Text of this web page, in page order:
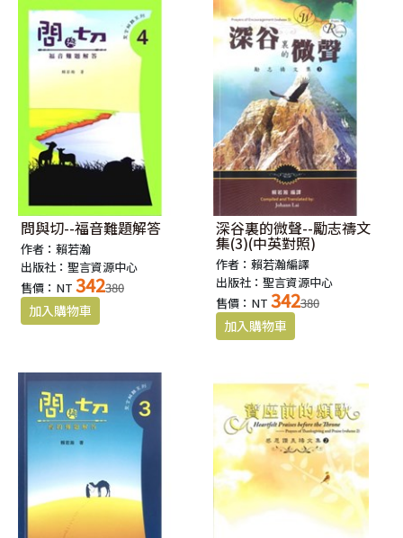
問與切--福音難題解答
作者：賴若瀚
出版社：聖言資源中心
售價：NT 342380
深谷裏的微聲--勵志禱文
集(3)(中英對照)
作者：賴若瀚編譯
出版社：聖言資源中心
售價：NT 342380